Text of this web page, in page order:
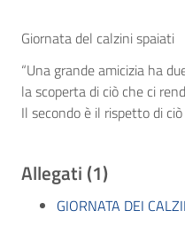
Giornata del calzini spaiati
“Una grande amicizia ha
la scoperta di ciò che ci
Il secondo è il rispetto di
Allegati (1)
GIORNATA DEI